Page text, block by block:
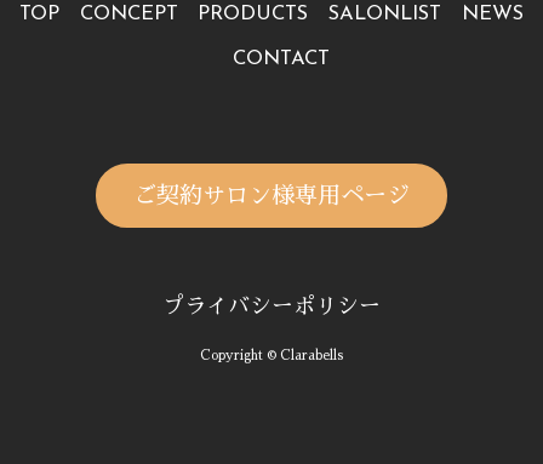
TOP CONCEPT PRODUCTS SALONLIST NEWS
CONTACT
ご契約サロン様専用ページ
プライバシーポリシー
Copyright © Clarabells